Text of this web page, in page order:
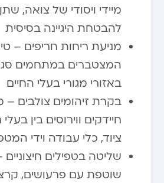
מיידי ויסודי של צואה,
להבטחת היגיינה בסיסית
מניעת ריחות חריפים –
המצטברים במתחמים
באזורי מגורי בעלי החיים
בקרת זיהומים צולבים
חיידקים ווירוסים בין
ציוד, כלי עבודה וידי
שליטה בטפילים
שוטפת עם פרעושים,